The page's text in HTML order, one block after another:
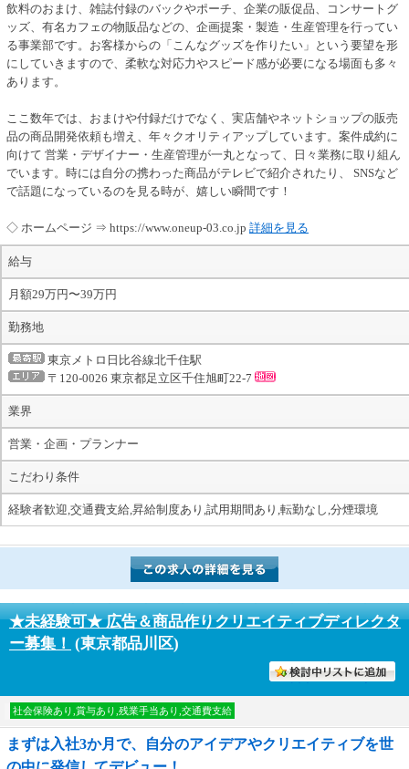
飲料のおまけ、雑誌付録のバックやポーチ、企業の販促品、コンサートグ
ッズ、有名カフェの物販品などの、企画提案・製造・生産管理を行ってい
る事業部です。お客様からの「こんなグッズを作りたい」という要望を形
にしていきますので、柔軟な対応力やスピード感が必要になる場面も多々
あります。
ここ数年では、おまけや付録だけでなく、実店舗やネットショップの販売
品の商品開発依頼も増え、年々クオリティアップしています。案件成約に
向けて 営業・デザイナー・生産管理が一丸となって、日々業務に取り組ん
でいます。時には自分の携わった商品がテレビで紹介されたり、 SNSなど
で話題になっているのを見る時が、嬉しい瞬間です！
◇ ホームページ ⇒ https://www.oneup-03.co.jp 詳細を見る
給与
月額29万円〜39万円
勤務地
東京メトロ日比谷線北千住駅
〒120-0026 東京都足立区千住旭町22-7
業界
営業・企画・プランナー
こだわり条件
経験者歓迎,交通費支給,昇給制度あり,試用期間あり,転勤なし,分煙環境
★未経験可★ 広告＆商品作りクリエイティブディレクタ
ー募集！ (東京都品川区)
討中リストに入れる
社会保険あり,賞与あり,残業手当あり,交通費支給
まずは入社3か月で、自分のアイデアやクリエイティブを世